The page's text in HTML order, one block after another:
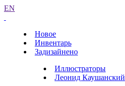
EN
Новое
Инвентарь
Задизайнено
Иллюстраторы
Леонид Каушанский